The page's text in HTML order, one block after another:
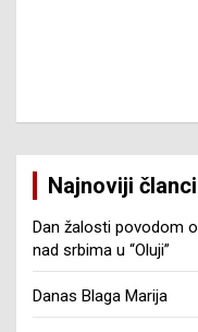
Najnoviji članci
Dan žalosti povodom
nad srbima u “Oluji”
Danas Blaga Marija